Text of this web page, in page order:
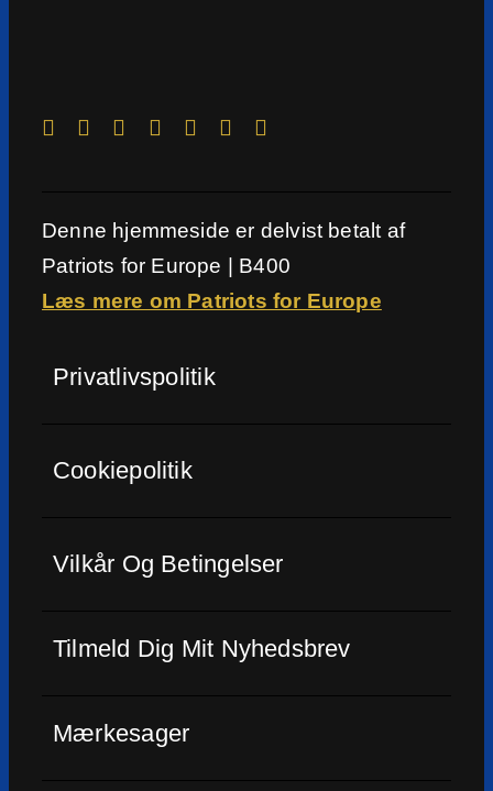
Denne hjemmeside er delvist betalt af
Patriots for Europe | B400
Læs mere om Patriots for Europe
Privatlivspolitik
Cookiepolitik
Vilkår Og Betingelser
Tilmeld Dig Mit Nyhedsbrev
Mærkesager